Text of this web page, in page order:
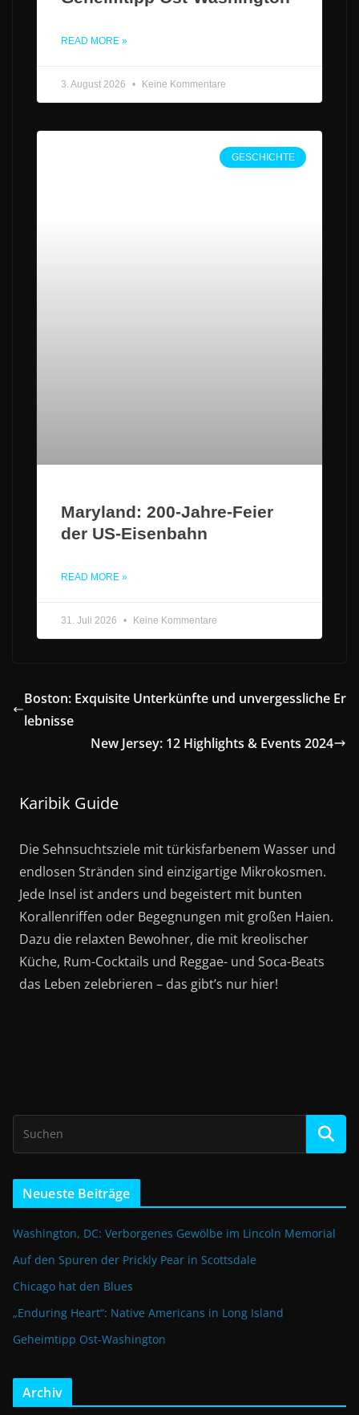
READ MORE »
3. August 2026 Keine Kommentare
GESCHICHTE
Maryland: 200-Jahre-Feier
der US-Eisenbahn
READ MORE »
31. Juli 2026 Keine Kommentare
Boston: Exquisite Unterkünfte und unvergessliche Er
lebnisse
New Jersey: 12 Highlights & Events 2024
Karibik Guide
Die Sehnsuchtsziele mit türkisfarbenem Wasser und
endlosen Stränden sind einzigartige Mikrokosmen.
Jede Insel ist anders und begeistert mit bunten
Korallenriffen oder Begegnungen mit großen Haien.
Dazu die relaxten Bewohner, die mit kreolischer
Küche, Rum-Cocktails und Reggae- und Soca-Beats
das Leben zelebrieren – das gibt’s nur hier!
Neueste Beiträge
Washington, DC: Verborgenes Gewölbe im Lincoln Memorial
Auf den Spuren der Prickly Pear in Scottsdale
Chicago hat den Blues
„Enduring Heart“: Native Americans in Long Island
Geheimtipp Ost-Washington
Archiv